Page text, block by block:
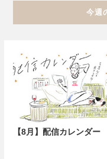
今週
【8月】配信カレンダー